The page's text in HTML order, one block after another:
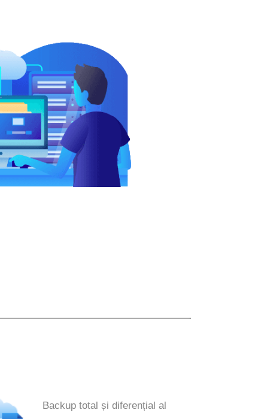
Backup total și diferențial al